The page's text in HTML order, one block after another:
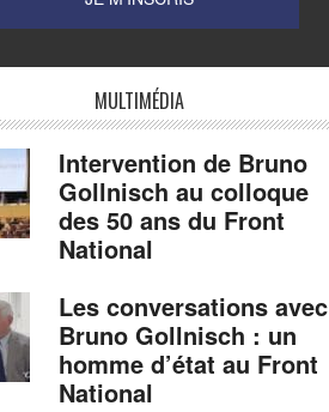
MULTIMÉDIA
Intervention de Bruno
Gollnisch au colloque
des 50 ans du Front
National
Les conversations avec
Bruno Gollnisch : un
homme d’état au Front
National